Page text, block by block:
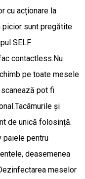
cu acționare la
picior sunt pregătite
SELF
contactless.Nu
pe toate mesele
scanează pot fi
și
de unică folosință.
paiele pentru
deasemenea
meselor